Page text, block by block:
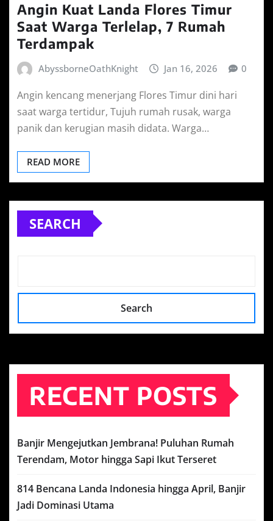
Angin Kuat Landa Flores Timur
Saat Warga Terlelap, 7 Rumah
Terdampak
AbyssborneOathKnight Jan 16, 2026 0
Angin kencang menerjang Flores Timur dini hari
saat warga tertidur, Tujuh rumah rusak, warga
panik dan kerugian masih didata. Warga…
READ MORE
SEARCH
Search
RECENT POSTS
Banjir Mengejutkan Jembrana! Puluhan Rumah
Terendam, Motor hingga Sapi Ikut Terseret
814 Bencana Landa Indonesia hingga April, Banjir
Jadi Dominasi Utama